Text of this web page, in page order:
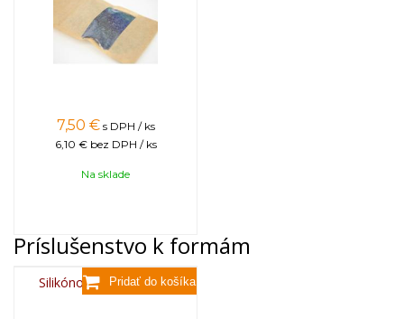
7,50 € s DPH / ks
6,10 € bez DPH / ks
Na sklade
Príslušenstvo k formám
Silikónový sprej 400 ml